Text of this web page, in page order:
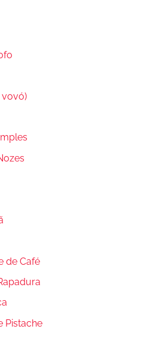
vovó)
de Café
Pistache